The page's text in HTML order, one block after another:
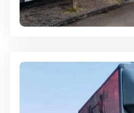
Entsorgung & Räumung